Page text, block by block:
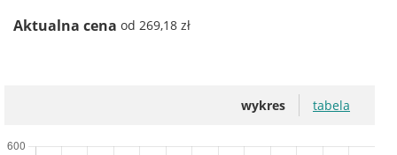
Aktualna cena od 269,18 zł
wykres tabela